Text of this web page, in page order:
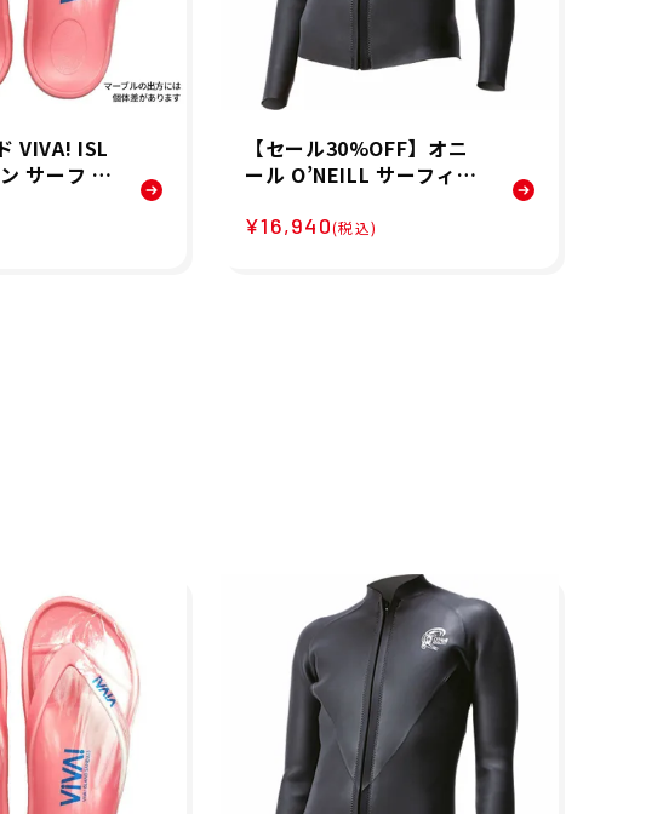
VIVA! ISL
サーフ ビ
2025 L
春夏
【セール30%OFF】オニ
ール O’NEILL サーフィン
MS スーパーライトクラシ
¥16,940(税込)